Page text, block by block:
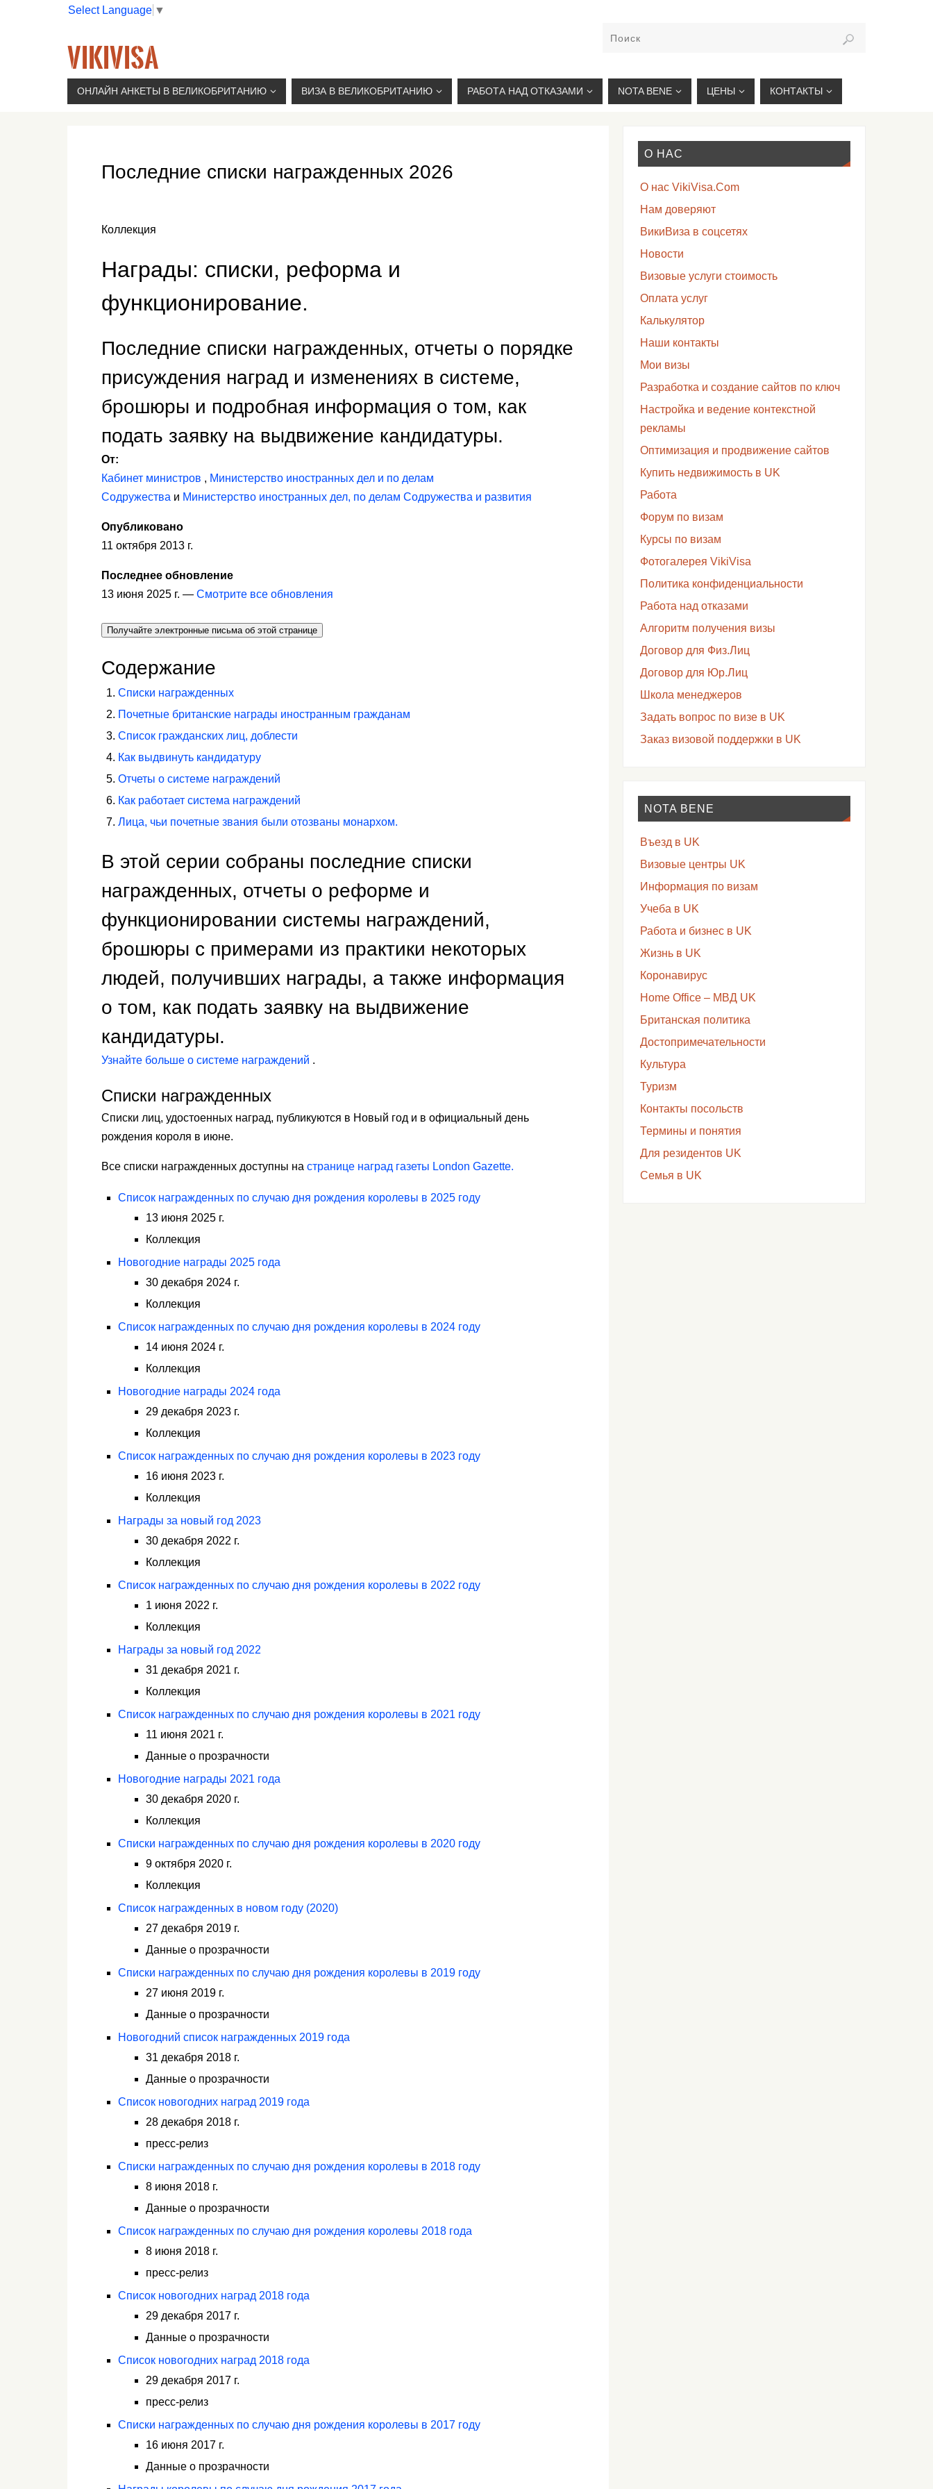
Select Language ▼
VIKIVISA
Г. МОСКВА, 2-Й СЫРОМЯТНИЧЕСКИЙ ПЕР., 11, М. КУРСКАЯ, +7(926)734-03-33, +7(926)274-03-33, VISA@VIKIVISA.RU
ОНЛАЙН АНКЕТЫ В ВЕЛИКОБРИТАНИЮ ВИЗА В ВЕЛИКОБРИТАНИЮ РАБОТА НАД ОТКАЗАМИ NOTA BENE ЦЕНЫ КОНТАКТЫ
Последние списки награжденных 2026
Коллекция
Награды: списки, реформа и
функционирование.
Последние списки награжденных, отчеты о порядке
присуждения наград и изменениях в системе,
брошюры и подробная информация о том, как
подать заявку на выдвижение кандидатуры.
От:
Кабинет министров , Министерство иностранных дел и по делам
Содружества и Министерство иностранных дел, по делам Содружества и развития
Опубликовано
11 октября 2013 г.
Последнее обновление
13 июня 2025 г. — Смотрите все обновления
Получайте электронные письма об этой странице
Содержание
Списки награжденных
Почетные британские награды иностранным гражданам
Список гражданских лиц, доблести
Как выдвинуть кандидатуру
Отчеты о системе награждений
Как работает система награждений
Лица, чьи почетные звания были отозваны монархом.
В этой серии собраны последние списки
награжденных, отчеты о реформе и
функционировании системы награждений,
брошюры с примерами из практики некоторых
людей, получивших награды, а также информация
о том, как подать заявку на выдвижение
кандидатуры.
Узнайте больше о системе награждений .
Списки награжденных
Списки лиц, удостоенных наград, публикуются в Новый год и в официальный день
рождения короля в июне.
Все списки награжденных доступны на странице наград газеты London Gazette.
Список награжденных по случаю дня рождения королевы в 2025 году
13 июня 2025 г.
Коллекция
Новогодние награды 2025 года
30 декабря 2024 г.
Коллекция
Список награжденных по случаю дня рождения королевы в 2024 году
14 июня 2024 г.
Коллекция
Новогодние награды 2024 года
29 декабря 2023 г.
Коллекция
Список награжденных по случаю дня рождения королевы в 2023 году
16 июня 2023 г.
Коллекция
Награды за новый год 2023
30 декабря 2022 г.
Коллекция
Список награжденных по случаю дня рождения королевы в 2022 году
1 июня 2022 г.
Коллекция
Награды за новый год 2022
31 декабря 2021 г.
Коллекция
Список награжденных по случаю дня рождения королевы в 2021 году
11 июня 2021 г.
Данные о прозрачности
Новогодние награды 2021 года
30 декабря 2020 г.
Коллекция
Списки награжденных по случаю дня рождения королевы в 2020 году
9 октября 2020 г.
Коллекция
Список награжденных в новом году (2020)
27 декабря 2019 г.
Данные о прозрачности
Списки награжденных по случаю дня рождения королевы в 2019 году
27 июня 2019 г.
Данные о прозрачности
Новогодний список награжденных 2019 года
31 декабря 2018 г.
Данные о прозрачности
Список новогодних наград 2019 года
28 декабря 2018 г.
пресс-релиз
Списки награжденных по случаю дня рождения королевы в 2018 году
8 июня 2018 г.
Данные о прозрачности
Список награжденных по случаю дня рождения королевы 2018 года
8 июня 2018 г.
пресс-релиз
Список новогодних наград 2018 года
29 декабря 2017 г.
Данные о прозрачности
Список новогодних наград 2018 года
29 декабря 2017 г.
пресс-релиз
Списки награжденных по случаю дня рождения королевы в 2017 году
16 июня 2017 г.
Данные о прозрачности
О НАС
О нас VikiVisa.Com
Нам доверяют
ВикиВиза в соцсетях
Новости
Визовые услуги стоимость
Оплата услуг
Калькулятор
Наши контакты
Мои визы
Разработка и создание сайтов по ключ
Настройка и ведение контекстной
рекламы
Оптимизация и продвижение сайтов
Купить недвижимость в UK
Работа
Форум по визам
Курсы по визам
Фотогалерея VikiVisa
Политика конфиденциальности
Работа над отказами
Алгоритм получения визы
Договор для Физ.Лиц
Договор для Юр.Лиц
Школа менеджеров
Задать вопрос по визе в UK
Заказ визовой поддержки в UK
NOTA BENE
Въезд в UK
Визовые центры UK
Информация по визам
Учеба в UK
Работа и бизнес в UK
Жизнь в UK
Коронавирус
Home Office – МВД UK
Британская политика
Достопримечательности
Культура
Туризм
Контакты посольств
Термины и понятия
Для резидентов UK
Семья в UK